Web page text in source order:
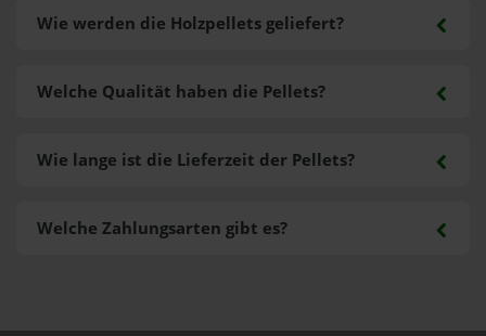
Wie werden die Holzpellets geliefert?
Welche Zahlungsarten gibt es?
Welche Qualität haben die Pellets?
Wie lange ist die Lieferzeit der Pellets?